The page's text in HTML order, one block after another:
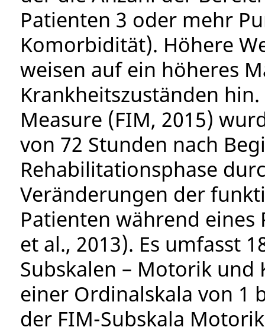
Patienten 3 oder mehr
Komorbidität). Höhere
weisen auf ein höheres
Krankheitszuständen
Measure (FIM, 2015)
von 72 Stunden nach
Rehabilitationsphase
Veränderungen der
Patienten während
et al., 2013). Es umfasst
Subskalen – Motorik
einer Ordinalskala von 1
der FIM-Subskala